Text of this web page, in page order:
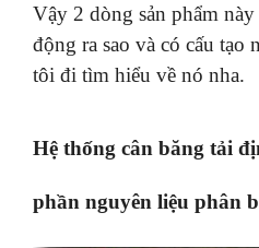
Vậy 2 dòng sản phẩm
động ra sao và có cấu tạo
tôi đi tìm hiểu về nó nha.
Hệ thống cân băng tải
phần nguyên liệu phân